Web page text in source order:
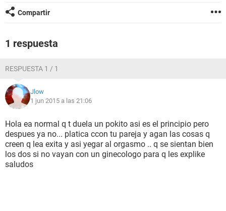
GLOSARIO
Compartir
1 respuesta
RESPUESTA 1 / 1
Jlow
1 jun 2015 a las 21:06
Hola ea normal q t duela un pokito asi es el principio pero
despues ya no... platica ccon tu pareja y agan las cosas q
creen q lea exita y asi yegar al orgasmo .. q se sientan bien
los dos si no vayan con un ginecologo para q les explike
saludos